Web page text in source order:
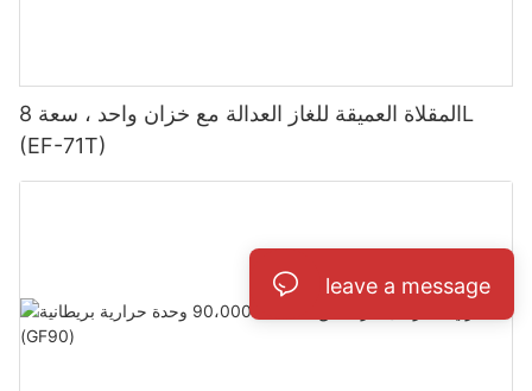
المقلاة العميقة للغاز العدالة مع خزان واحد ، سعة 8L
(EF-71T)
leave a message